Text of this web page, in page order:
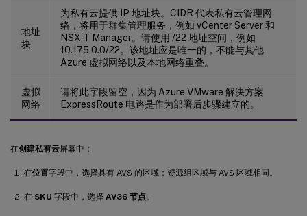
地址
块
为私有云提供 IP 地址块。CIDR 代表私有云管理网
络，将用于群集管理服务，例如 vCenter Server 和
NSX-T Manager。请使用 /22 地址空间，例如
10.175.0.0/22。该地址应是唯一的，不能与其他
Azure 虚拟网络以及本地网络重叠。
虚拟
网络
请将此字段留空，因为 Azure VMware 解决方案
ExpressRoute 电路是作为部署后步骤建立的。
在创建私有云屏幕中：
在位置字段中，选择具有 AVS 的区域；资源组区域与 AVS 区域相同。
在 SKU 字段中，选择 AV36 节点。